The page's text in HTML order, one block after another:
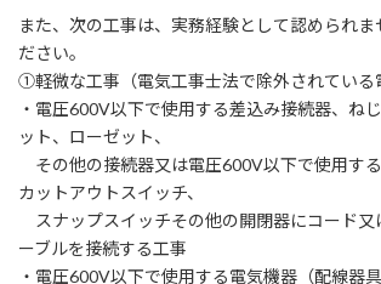
また、次の工事は、実務経験として認められま
ださい。
①軽微な工事（電気工事士法で除外されている
・電圧600V以下で使用する差込み接続器、ね
ット、ローゼット、
その他の接続器又は電圧600V以下で使用する
カットアウトスイッチ、
スナップスイッチその他の開閉器にコード又
ーブルを接続する工事
・電圧600V以下で使用する電気機器（配線器